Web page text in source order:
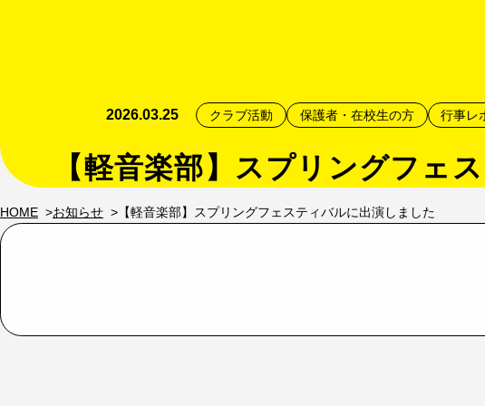
2026.03.25 クラブ活動 保護者・在校生の方 行事レ
【軽音楽部】スプリングフェ
HOME お知らせ 【軽音楽部】スプリングフェスティバルに出演しました